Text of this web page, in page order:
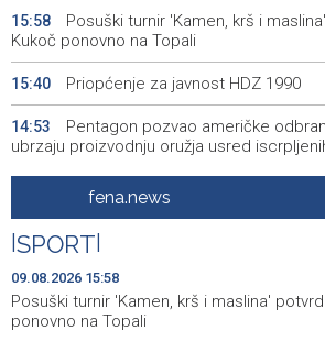
15:58
Posuški turnir 'Kamen, krš i
Kukoč ponovno na Topali
15:40 Priopćenje za javnost HDZ 1990
14:53
Pentagon pozvao američke
ubrzaju proizvodnju oružja usred
Svečano otvoren 26. Cazin Grand
zmija' ponovo okupila ljubitelje motosporta
13:20
Mostar Jazz Fest 2026. od 23. do
tri večeri vrhunske glazbe
12:21 Izraelske snage izvode nova
fena.news
SPORT
09.08.2026 15:58
Posuški turnir 'Kamen, krš i maslina'
ponovno na Topali